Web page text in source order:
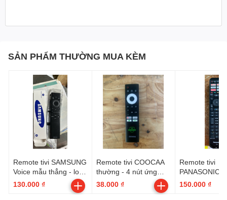
SẢN PHẨM THƯỜNG MUA KÈM
Remote tivi SAMSUNG
Voice mẫu thẳng - loại
tốt --- có hộp ( BN59-
130.000 ₫
Remote tivi COOCAA
thường - 4 nút ứng
dụng
38.000 ₫
Remote tivi
PANASONIC
6 nút ứng
150.000 ₫